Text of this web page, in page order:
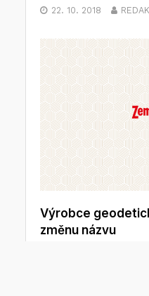
22. 10. 2018
Výrobce
změnu názvu